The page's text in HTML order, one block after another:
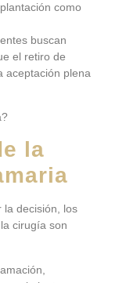
como
buscan
el retiro de
aceptación plena
la
la decisión, los
cirugía son